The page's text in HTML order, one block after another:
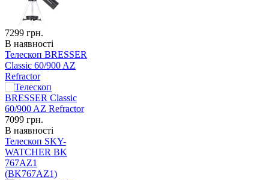
7299 грн.
В наявності
Телескоп BRESSER
Classic 60/900 AZ
Refractor
7099 грн.
В наявності
Телескоп SKY-
WATCHER BK
767AZ1
(BK767AZ1)